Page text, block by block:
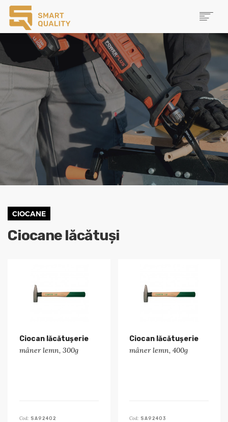
PRODUSE
NOUTĂȚI
MAI MULTE
CIOCANE
Ciocane lăcătuși
Ciocan lăcătușerie
mâner lemn, 300g
Cod: SA92402
Ciocan lăcătușerie
mâner lemn, 400g
Cod: SA92403